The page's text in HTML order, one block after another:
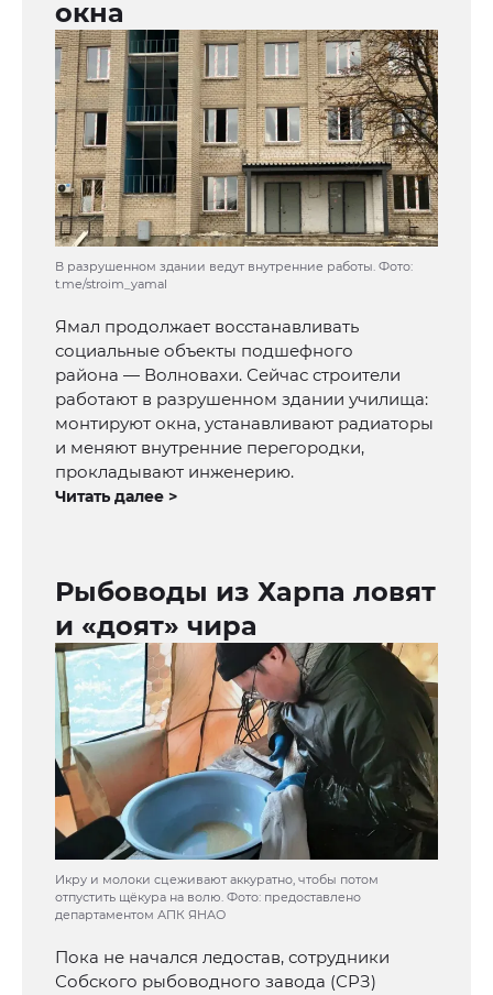
окна
В разрушенном здании ведут внутренние работы. Фото:
t.me/stroim_yamal
Ямал продолжает восстанавливать
социальные объекты подшефного
района — Волновахи. Сейчас строители
работают в разрушенном здании училища:
монтируют окна, устанавливают радиаторы
и меняют внутренние перегородки,
прокладывают инженерию.
Читать далее >
Рыбоводы из Харпа ловят
и «доят» чира
Икру и молоки сцеживают аккуратно, чтобы потом
отпустить щёкура на волю. Фото: предоставлено
департаментом АПК ЯНАО
Пока не начался ледостав, сотрудники
Собского рыбоводного завода (СРЗ)